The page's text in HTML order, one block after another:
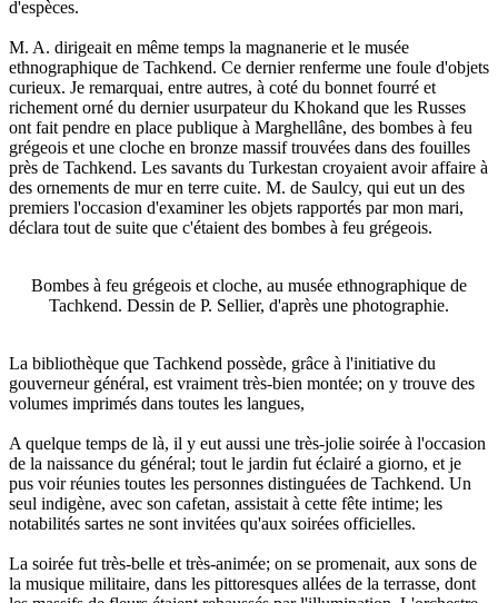
d'espèces.
M. A. dirigeait en même temps la magnanerie et le musée
ethnographique de Tachkend. Ce dernier renferme une foule d'objets
curieux. Je remarquai, entre autres, à coté du bonnet fourré et
richement orné du dernier usurpateur du Khokand que les Russes
ont fait pendre en place publique à Marghellâne, des bombes à feu
grégeois et une cloche en bronze massif trouvées dans des fouilles
près de Tachkend. Les savants du Turkestan croyaient avoir affaire à
des ornements de mur en terre cuite. M. de Saulcy, qui eut un des
premiers l'occasion d'examiner les objets rapportés par mon mari,
déclara tout de suite que c'étaient des bombes à feu grégeois.
Bombes à feu grégeois et cloche, au musée ethnographique de
Tachkend. Dessin de P. Sellier, d'après une photographie.
La bibliothèque que Tachkend possède, grâce à l'initiative du
gouverneur général, est vraiment très-bien montée; on y trouve des
volumes imprimés dans toutes les langues,
A quelque temps de là, il y eut aussi une très-jolie soirée à l'occasion
de la naissance du général; tout le jardin fut éclairé a giorno, et je
pus voir réunies toutes les personnes distinguées de Tachkend. Un
seul indigène, avec son cafetan, assistait à cette fête intime; les
notabilités sartes ne sont invitées qu'aux soirées officielles.
La soirée fut très-belle et très-animée; on se promenait, aux sons de
la musique militaire, dans les pittoresques allées de la terrasse, dont